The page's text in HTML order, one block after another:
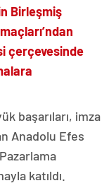
Birleşmiş
çerçevesinde
başarıları, imza
Anadolu Efes
katıldı.